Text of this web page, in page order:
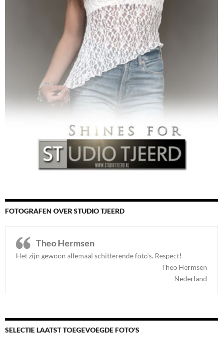
FOTOGRAFEN OVER STUDIO TJEERD
Theo Hermsen
Het zijn gewoon allemaal schitterende foto’s. Respect!
Theo Hermsen
Nederland
SELECTIE LAATST TOEGEVOEGDE FOTO'S